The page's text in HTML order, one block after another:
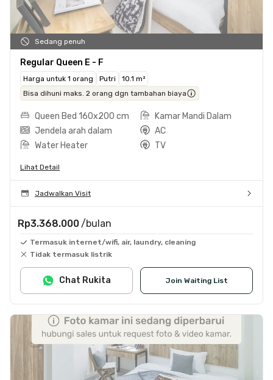
Sedang penuh
Regular Queen E - F
Harga untuk 1 orang Putri
10.1 m²
Bisa dihuni maks. 2 orang dgn tambahan biaya
Queen Bed 160x200 cm
Kamar Mandi Dalam
Jendela arah dalam
AC
Water Heater
TV
Lihat Detail
Jadwalkan Visit
Rp3.368.000 /bulan
Termasuk internet/wifi, air, laundry, cleaning
Tidak termasuk listrik
Join Waiting List
Chat Rukita